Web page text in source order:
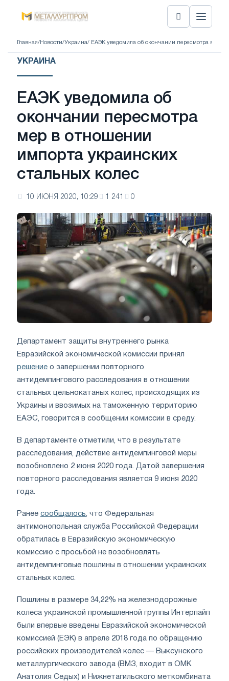
Главная/ Новости/Украина/ ЕАЭК уведомила об окончании пересмотра мер в
УКРАИНА
ЕАЭК уведомила об
окончании пересмотра
мер в отношении
импорта украинских
стальных колес
10 ИЮНЯ 2020, 10:29 1 241 0
Департамент защиты внутреннего рынка
Евразийской экономической комиссии принял
решение о завершении повторного
антидемпингового расследования в отношении
стальных цельнокатаных колес, происходящих из
Украины и ввозимых на таможенную территорию
ЕАЭС, говорится в сообщении комиссии в среду.
В департаменте отметили, что в результате
расследования, действие антидемпинговой меры
возобновлено 2 июня 2020 года. Датой завершения
повторного расследования является 9 июня 2020
года.
Ранее сообщалось, что Федеральная
антимонопольная служба Российской Федерации
обратилась в Евразийскую экономическую
комиссию с просьбой не возобновлять
антидемпинговые пошлины в отношении украинских
стальных колес.
Пошлины в размере 34,22% на железнодорожные
колеса украинской промышленной группы Интерпайп
были впервые введены Евразийской экономической
комиссией (ЕЭК) в апреле 2018 года по обращению
российских производителей колес — Выксунского
металлургического завода (ВМЗ, входит в ОМК
Анатолия Седых) и Нижнетагильского меткомбината